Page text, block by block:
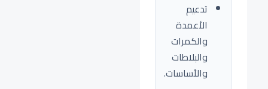
تدعيم
الأعمدة
والكمرات
والبلاطات
والأساسات.